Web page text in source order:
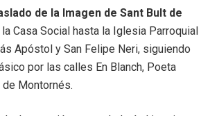
de la Imagen de Sant Bult de
Casa Social hasta la Iglesia Parroquial
Apóstol y San Felipe Neri, siguiendo
por las calles En Blanch, Poeta
de Montornés.